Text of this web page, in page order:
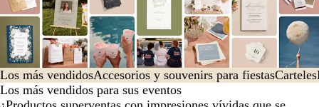
Los más vendidosAccesorios y souvenirs para fiestasCarteles
Los más vendidos para sus eventos